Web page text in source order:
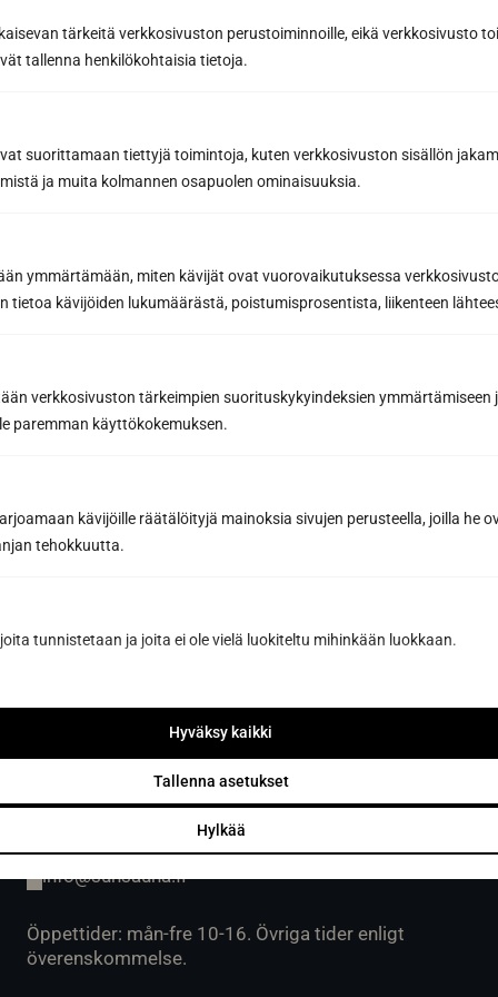
tärkeitä verkkosivuston perustoiminnoille, eikä verkkosivusto
tallenna henkilökohtaisia tietoja.
suorittamaan tiettyjä toimintoja, kuten verkkosivuston sisällön
ja muita kolmannen osapuolen ominaisuuksia.
ymmärtämään, miten kävijät ovat vuorovaikutuksessa
tietoa kävijöiden lukumäärästä, poistumisprosentista, liikenteen
verkkosivuston tärkeimpien suorituskykyindeksien ymmärtämiseen
paremman käyttökokemuksen.
kävijöille räätälöityjä mainoksia sivujen perusteella, joilla he
tehokkuutta.
tunnistetaan ja joita ei ole vielä luokiteltu mihinkään luokkaan.
Hylkää
Tallenna asetukset
Hyväksy kaikki
Sun Sauna Oy, Jyväskylä
040 3470 220
Avhämtning av gods på vardagar kl. 07.00-15.00
eller enligt överenskommelse.
Muuuntotie 3, 01510 VANTAA
(i samband med Kannus-Talo)
info@sunsauna.fi
Öppettider: mån-fre 10-16. Övriga tider enligt
överenskommelse.